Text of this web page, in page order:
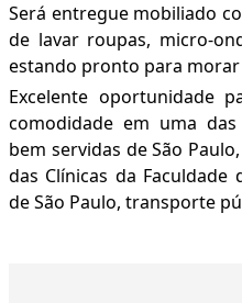
Será entregue mobiliado
de lavar roupas, micro-
estando pronto para morar
Excelente oportunidade
comodidade em uma
bem servidas de São
das Clínicas da Faculdade
de São Paulo, transporte